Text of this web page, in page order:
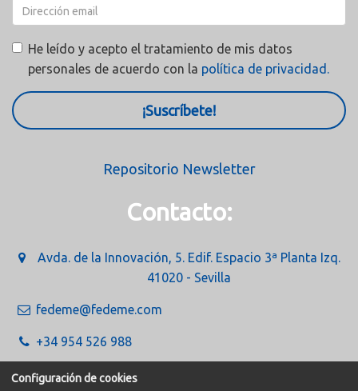
He leído y acepto el tratamiento de mis datos
personales de acuerdo con la política de privacidad.
¡Suscríbete!
Repositorio Newsletter
Contacto:
Avda. de la Innovación, 5. Edif. Espacio 3ª Planta Izq.
41020 - Sevilla
fedeme@fedeme.com
+34 954 526 988
Configuración de cookies